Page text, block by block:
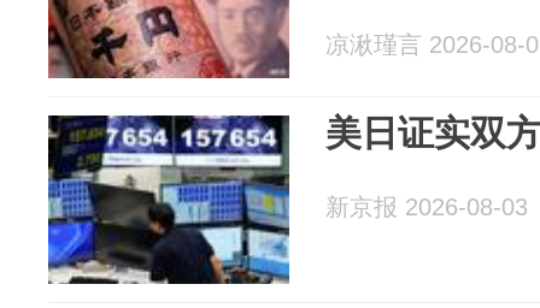
凉湫瑾言 2026-08-
美日证实双
新京报 2026-08-03